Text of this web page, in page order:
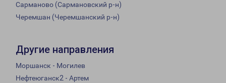
Сарманово (Сармановский р-н)
Черемшан (Черемшанский р-н)
Другие направления
Моршанск - Могилев
Нефтеюганск2 - Артем